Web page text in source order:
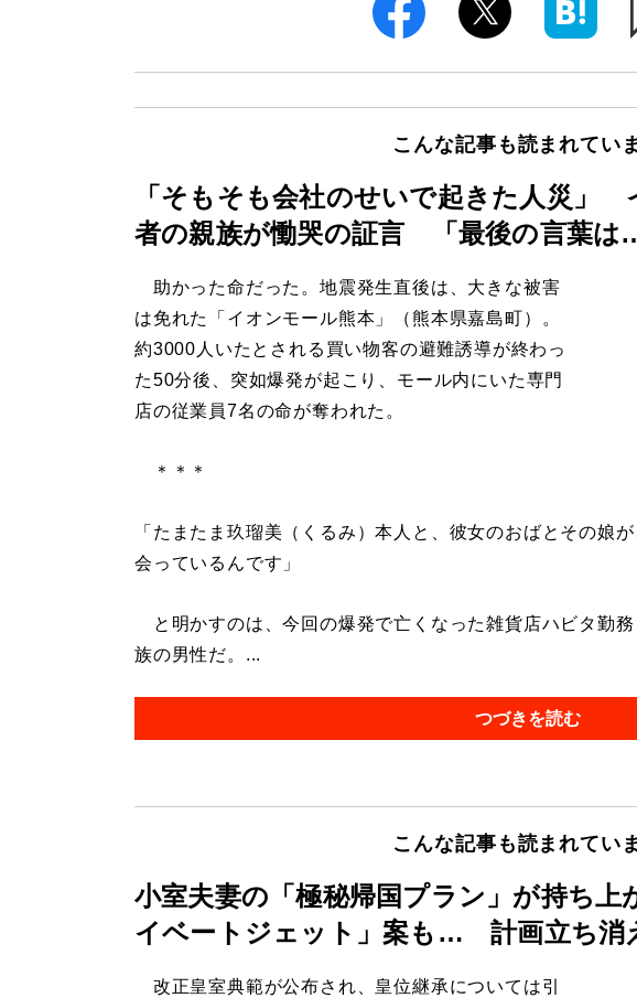
こんな記事も読まれてい
「そもそも会社のせいで起きた人災」
者の親族が慟哭の証言 「最後の言葉は
助かった命だった。地震発生直後は、大きな被害
は免れた「イオンモール熊本」（熊本県嘉島町）。
約3000人いたとされる買い物客の避難誘導が終わっ
た50分後、突如爆発が起こり、モール内にいた専門
店の従業員7名の命が奪われた。
＊＊＊
「たまたま玖瑠美（くるみ）本人と、彼女のおばとその娘
会っているんです」
と明かすのは、今回の爆発で亡くなった雑貨店ハビタ勤
族の男性だ。...
つづきを読む
こんな記事も読まれてい
小室夫妻の「極秘帰国プラン」が持ち
イベートジェット」案も… 計画立ち消
改正皇室典範が公布され、皇位継承については引